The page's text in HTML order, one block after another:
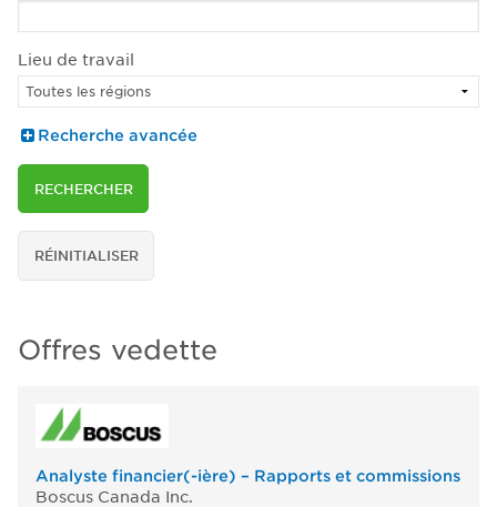
Lieu de travail
Recherche avancée
RECHERCHER
RÉINITIALISER
Offres vedette
Analyste financier(-ière) – Rapports et commissions
Boscus Canada Inc.